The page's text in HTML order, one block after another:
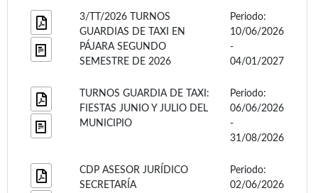
3/TT/2026 TURNOS
GUARDIAS DE TAXI EN
PÁJARA SEGUNDO
SEMESTRE DE 2026
Periodo:
10/06/2026
-
04/01/2027
TURNOS GUARDIA DE TAXI:
FIESTAS JUNIO Y JULIO DEL
MUNICIPIO
Periodo:
06/06/2026
-
31/08/2026
CDP ASESOR JURÍDICO
SECRETARÍA
Periodo:
02/06/2026